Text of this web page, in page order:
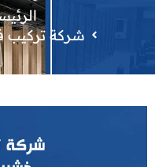
شركة تركيب